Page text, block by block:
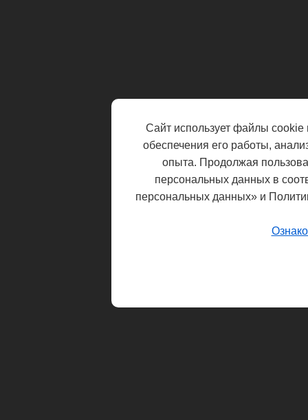
Сайт использует файлы cookie
обеспечения его работы,
опыта. Продолжая
персональных данных в
персональных данных» и